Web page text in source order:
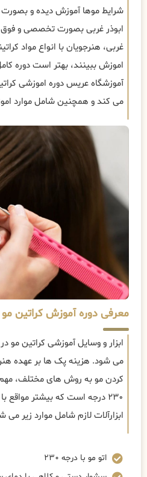
شرایط موها آموزش دیده و بصورت
ابوذر غربی بصورت تخصصی و
غربی، هنرجویان با انواع مواد
اموزش ببینند، بهتر است دوره
آموزشگاه عریس دوره اموزشی
می کند و همچنین شامل موارد
معرفی دوره آموزش کراتین مو
ابزار و وسایل آموزشی کراتین مو
می شود. هزینه پک ها بر عهده
کردن مو به روش های مختلف، مهم
۲۳۰ درجه است که بیشتر
ابزارآلات لازم شامل موارد زیر می
اتو مو با درجه ۲۳۰